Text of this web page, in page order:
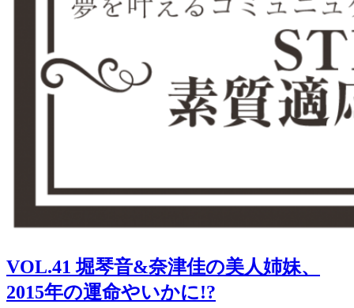
VOL.41 堀琴音&奈津佳の美人姉妹、
2015年の運命やいかに!?